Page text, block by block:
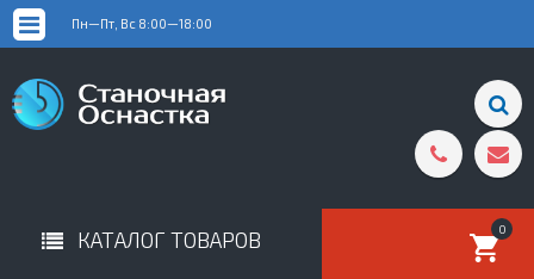
Пн—Пт, Вс 8:00—18:00
КАТАЛОГ ТОВАРОВ 0